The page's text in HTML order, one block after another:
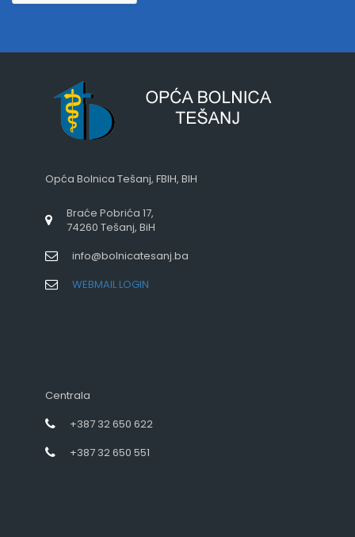
Opća Bolnica Tešanj, FBIH, BIH
Braće Pobrića 17,
74260 Tešanj, BiH
info@bolnicatesanj.ba
WEBMAIL LOGIN
Centrala
+387 32 650 622
+387 32 650 551